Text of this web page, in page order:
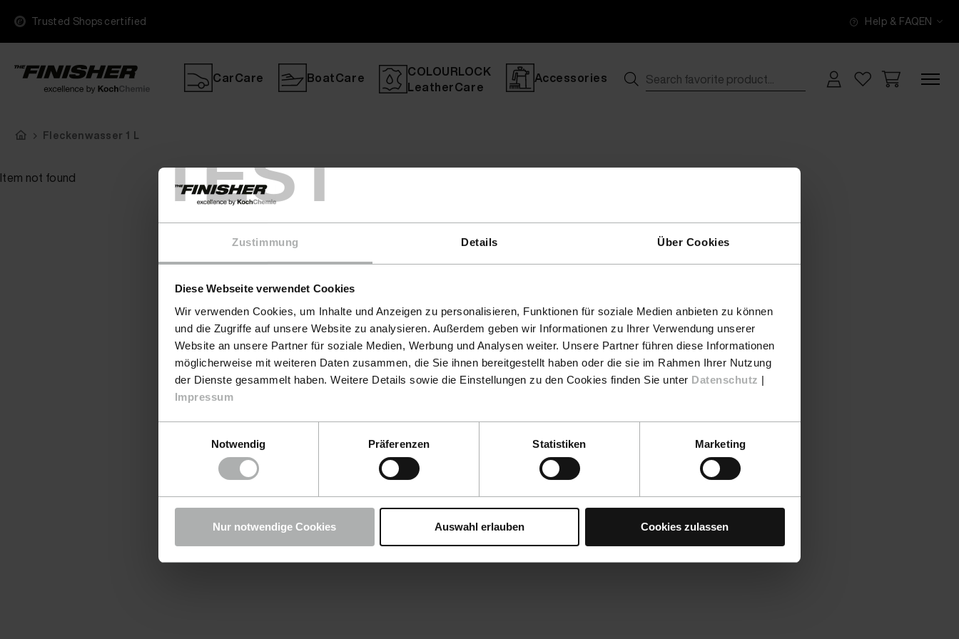
TEST
Zustimmung Details Über Cookies
Diese Webseite verwendet Cookies
Wir verwenden Cookies, um Inhalte und Anzeigen zu personalisieren, Funktionen für soziale Medien anbieten zu können
und die Zugriffe auf unsere Website zu analysieren. Außerdem geben wir Informationen zu Ihrer Verwendung unserer
Website an unsere Partner für soziale Medien, Werbung und Analysen weiter. Unsere Partner führen diese Informationen
möglicherweise mit weiteren Daten zusammen, die Sie ihnen bereitgestellt haben oder die sie im Rahmen Ihrer Nutzung
der Dienste gesammelt haben. Weitere Details sowie die Einstellungen zu den Cookies finden Sie unter Datenschutz |
Impressum
Notwendig
Präferenzen Statistiken Marketing
Nur notwendige Cookies Auswahl erlauben Cookies zulassen
Trusted Shops certified Help & FAQEN
CarCare BoatCare
COLOURLOCK
LeatherCare
Accessories
Fleckenwasser 1 L
Item not found